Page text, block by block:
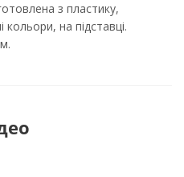
з пластику,
кольори, на підставці.